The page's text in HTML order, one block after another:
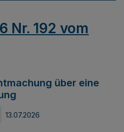
Nr. 192 vom
über eine
13.07.2026